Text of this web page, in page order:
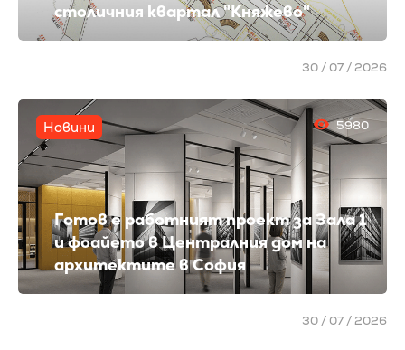
столичния квартал "Княжево"
30 / 07 / 2026
Готов е работният проект за Зала 1
и фоайето в Централния дом на
архитектите в София
Новини 5980
30 / 07 / 2026